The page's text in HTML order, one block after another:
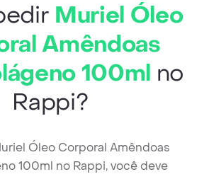
Muriel Óleo
Amêndoas
100ml no
Rappi?
Óleo Corporal Amêndoas
100ml no Rappi, você deve